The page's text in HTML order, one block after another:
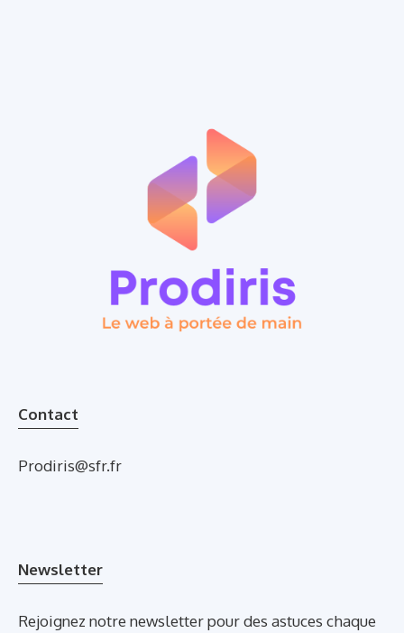
Contact
Prodiris@sfr.fr
Newsletter
Rejoignez notre newsletter pour des astuces chaque